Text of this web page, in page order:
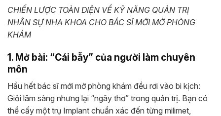
CHIẾN LƯỢC TOÀN DIỆN VỀ KỸ NĂNG QUẢN TRỊ
NHÂN SỰ NHA KHOA CHO BÁC SĨ MỚI MỞ PHÒNG
KHÁM
1. Mở bài: “Cái bẫy” của người làm chuyên
môn
Hầu hết bác sĩ mới mở phòng khám đều rơi vào bi kịch:
Giỏi lâm sàng nhưng lại “ngây thơ” trong quản trị. Bạn có
thể cấy một trụ Implant chuẩn xác đến từng milimet,